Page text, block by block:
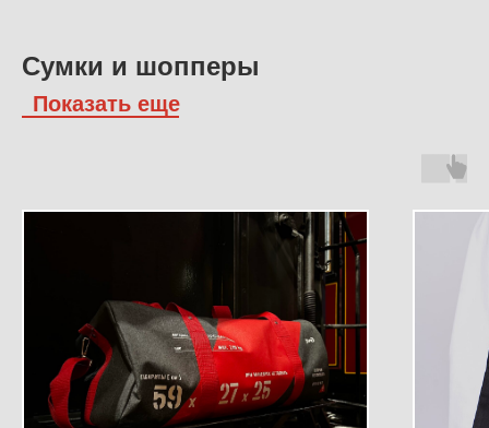
Сумки и шопперы
Показать еще